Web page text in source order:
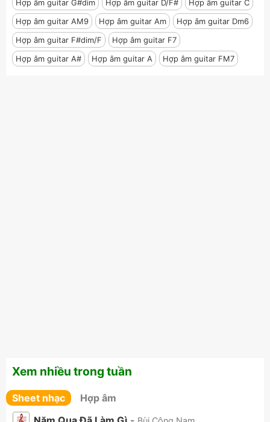
Hợp âm guitar G#dim Hợp âm guitar D/F#
Hợp âm guitar C
Hợp âm guitar AM9
Hợp âm guitar Am
Hợp âm guitar Dm6
Hợp âm guitar F#dim/F
Hợp âm guitar F7
Hợp âm guitar A#
Hợp âm guitar A Hợp âm guitar FM7
Xem nhiều trong tuần
Sheet nhạc
Hợp âm